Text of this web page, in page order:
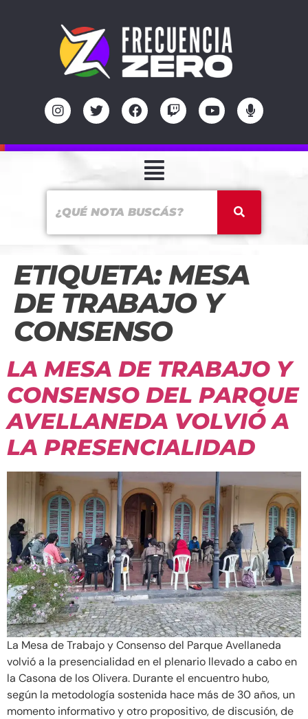
ETIQUETA: MESA
DE TRABAJO Y
CONSENSO
LA MESA DE TRABAJO Y
CONSENSO DEL PARQUE
AVELLANEDA VOLVIÓ A
LA PRESENCIALIDAD
La Mesa de Trabajo y Consenso del Parque Avellaneda
volvió a la presencialidad en el plenario llevado a cabo en
la Casona de los Olivera. Durante el encuentro hubo,
según la metodología sostenida hace más de 30 años, un
momento informativo y otro propositivo, de discusión, de